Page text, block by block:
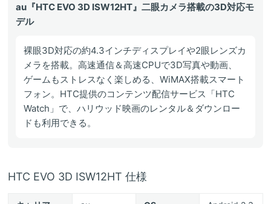
au『HTC EVO 3D ISW12HT』二眼カメラ搭載の3D対応モ
デル
裸眼3D対応の約4.3インチディスプレイや2眼レンズカ
メラを搭載。高速通信＆高速CPUで3D写真や動画、
ゲームもストレスなく楽しめる、WiMAX搭載スマート
フォン。HTC提供のコンテンツ配信サービス「HTC
Watch」で、ハリウッド映画のレンタル＆ダウンロー
ドも利用できる。
HTC EVO 3D ISW12HT 仕様